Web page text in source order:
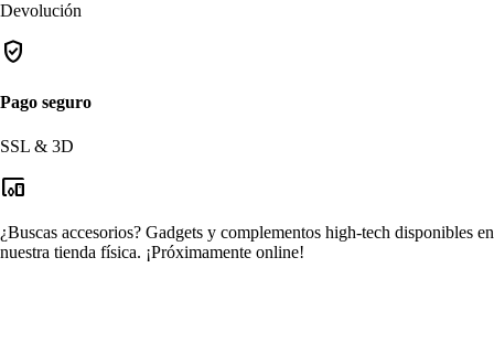
Devolución
verified_user
Pago seguro
SSL & 3D
devices_other
¿Buscas accesorios? Gadgets y complementos high-tech disponibles en
nuestra tienda física. ¡Próximamente online!